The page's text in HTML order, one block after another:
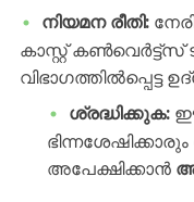
നിയമന രീതി:
കാസ്റ്റ് കൺവെർട്ട്സ് ടു
വിഭാഗത്തിൽപ്പെട്ട
ശ്രദ്ധിക്കുക:ഈ
അപേക്ഷിക്കാൻ